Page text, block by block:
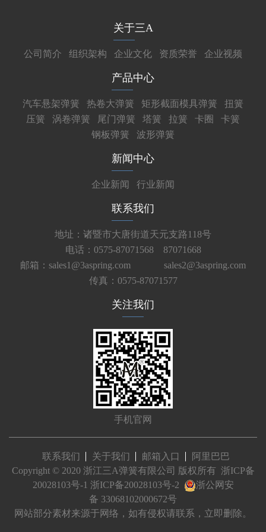
关于三A
公司简介 组织架构 企业文化 资质荣誉 企业视频
产品中心
汽车悬架弹簧 热卷大弹簧 矩形截面模具弹簧
扭簧
压簧
涡卷弹簧 尾门弹簧 塔簧 拉簧 卡圈
卡簧
钢板弹簧
波形弹簧
新闻中心
企业新闻 行业新闻
联系我们
地址：诸暨市大唐街道天元支路118号
电话：0575-87071568 87071668
邮箱：sales1@3aspring.com
sales2@3aspring.com
传真：0575-87071577
关注我们
手机官网
联系我们 关于我们 邮箱入口
阿里巴巴
Copyright © 2020 浙江三A弹簧有限公司 版权所有 浙ICP备
20028103号-1 浙ICP备20028103号-2
浙公网安
备 33068102000672号
网站部分素材来源于网络，如有侵权请联系，立即删除。